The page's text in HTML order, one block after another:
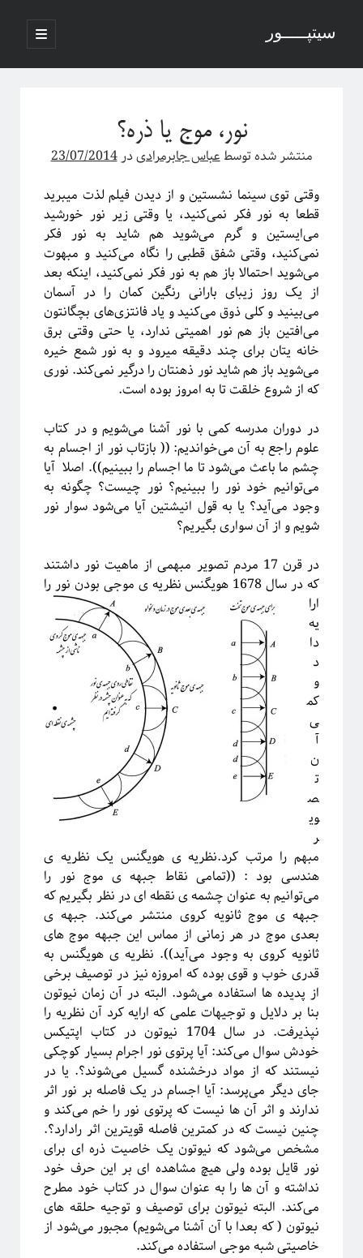
سیتپـــــور
باز
کردن
اصلی
نوار
منظور از پدیدارگی در سیستم‌های پیچیده چیست؟
درباره سامانه‌های پیچیده
منظور ما از پدیدارگی یا امرجنس در سیستم‌های پیچیده چیه؟
فلسفه ترکیب یا فرایند مکانیکی خلق یک اثر هنری
پاره شدن نخ‌های واسطه بین چند جرم آویزان
آخرین دیدگاه‌ها
فریبادرانتگرال لبگ
فاطمهدرچهارسال فیزیک!
عباس ریزیدرچهارسال فیزیک!
م. ع.درچهارسال فیزیک!
پر بازدیدترین نوشته‌ها
چهارسال فیزیک!
پرسش‌های یک دانشجوی فیزیک!
لیسانس فیزیک با بیژامه!
جزر و مد چه جوری کار می‌کنه؟!
حکایت «سیستم‌های پیچیده» چیست؟!
سیستم‌های پیچیده: «ماهیت و ویژگی‌»
یادگیری «سیستم‌های پیچیده» رو از کجا و چه‌طور آغاز کنیم؟!
پیشنهادهایی برای دانشجویان تحصیلات تکمیلی، به‌ویژه برای سیستم‌های پیچیده
آموزش آنلاین چه چیزی برای ما دارد؟!
مقدمه‌ای بر هندسه فرکتالی
ریچارد فاینمن؛ چهره‌ترین چهره!
معرفی کتاب و دوره برای دانشجویان سال اول علوم‌پایه و مهندسی
فیزیک خوش‌مزه یا آشپزی ملوکولی
در رویارویی با علم و مسئله ترویج آن
آیا باید دکتری بخونم؟!
تجربه شخصی در کارهای مربوط به تحلیل داده در بازار و نه دانشگاه!
کنکوری‌ها حواستان باشد جوگیر نشوید؛ در علم جایی برای جوگیرها نیست!
روایتگری در علم
ریچارد فاینمن، فیزیک‌دان تاثیرگذار قرن گذشته
پروژه پیچیدگی برای همه
نور، موج یا ذره؟
منتشر شده توسطعباس جابرمرادیدر23/07/2014
وقتی توی سینما نشستین و از دیدن فیلم لذت میبرید
قطعا به نور فکر نمی‌‌‌کنید، یا وقتی زیر نور خورشید
می‌ایستین و گرم می‌شوید هم شاید به نور فکر
نمی‌‌‌کنید، وقتی شفق قطبی را نگاه می‌کنید و مبهوت
می‌شوید احتمالا باز هم به نور فکر نمی‌‌‌کنید، اینکه بعد
از یک روز زیبای بارانی رنگین کمان را در آسمان
می‌بینید و کلی ذوق می‌کنید و یاد فانتزی‌های بچگانتون
می‌افتین باز هم نور اهمیتی ندارد، یا حتی وقتی برق
خانه یتان برای چند دقیقه میرود و به نور شمع خیره
می‌شوید باز هم شاید نور ذهنتان را درگیر نمی‌کند. نوری
که از شروع خلقت تا به امروز بوده است.
در دوران مدرسه کمی با نور آشنا می‌شویم و در کتاب
علوم راجع به آن می‌خواندیم: (( بازتاب نور از اجسام به
چشم ما باعث می‌شود تا ما اجسام را ببینیم)). اصلا آیا
می‌توانیم خود نور را ببینیم؟ نور چیست؟ چگونه به
وجود می‌آید؟ یا به قول انیشتین آیا می‌شود سوار نور
شویم و از آن سواری بگیریم؟
در قرن 17 مردم تصویر مبهمی از ماهیت نور داشتند
که در سال 1678 هویگنس نظریه ی موجی بودن نور را
ارا
یه
دا
د
و
کم
ی
آ
ن
ت
ص
وی
ر
مبهم را مرتب کرد.نظریه ی هویگنس یک نظریه ی
هندسی بود : ((تمامی نقاط جبهه ی موج نور را
می‌توانیم به عنوان چشمه ی نقطه ای در نظر بگیریم که
جبهه ی موج ثانویه کروی منتشر می‌کند. جبهه ی
بعدی موج در هر زمانی از مماس این جبهه موج های
ثانویه کروی به وجود می‌آید)). نظریه ی هویگنس به
قدری خوب و قوی بوده که امروزه نیز در توصیف برخی
از پدیده ها استفاده می‌شود. البته در آن زمان نیوتون
بنا بر دلایل و توجیهات علمی که ارایه کرد آن نظریه را
نپذیرفت. در سال 1704 نیوتون در کتاب اپتیکس
خودش سوال می‌کند: آیا پرتوی نور اجرام بسیار کوچکی
نیستند که از مواد درخشنده گسیل می‌شوند؟. یا در
جای دیگر می‌پرسد: آیا اجسام در یک فاصله بر نور اثر
ندارند و اثر آن ها نیست که پرتوی نور را خم می‌کند و
چنین نیست که در کمترین فاصله قویترین اثر رادارد؟.
مشخص می‌شود که نیوتون یک خاصیت ذره ای برای
نور قایل بوده ولی هیچ مشاهده ای بر این حرف خود
نداشته و آن ها را به عنوان سوال در کتاب خود مطرح
می‌کند. البته نیوتون برای توصیف و توجیه حلقه های
نیوتون ( که بعدا با آن آشنا می‌شویم) مجبور می‌شود از
خاصیتی شبه موجی استفاده می‌کند.